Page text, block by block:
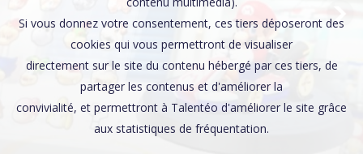
Si vous donnez votre consentement, ces tiers déposeront des
cookies qui vous permettront de visualiser
directement sur le site du contenu hébergé par ces tiers, de
partager les contenus et d'améliorer la
convivialité, et permettront à Talentéo d'améliorer le site grâce
aux statistiques de fréquentation.